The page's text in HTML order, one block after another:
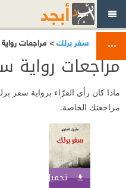
سفر برلك> مراجعات
مراجعات رواية
ماذا كان رأي القرّاء برواية سفر
مراجعتك الخاصة.
تحميل الكتاب